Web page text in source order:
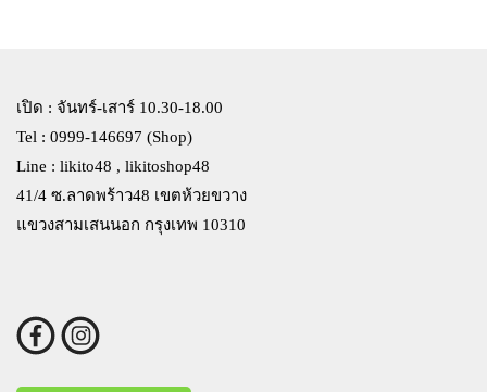
เปิด : จันทร์-เสาร์ 10.30-18.00
Tel : 0999-146697 (Shop)
Line : likito48 , likitoshop48
41/4 ซ.ลาดพร้าว48 เขตห้วยขวาง
แขวงสามเสนนอก กรุงเทพ 10310